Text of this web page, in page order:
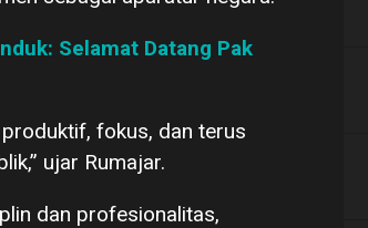
Selamat Datang Pak
fokus, dan terus
ujar Rumajar.
dan profesionalitas,